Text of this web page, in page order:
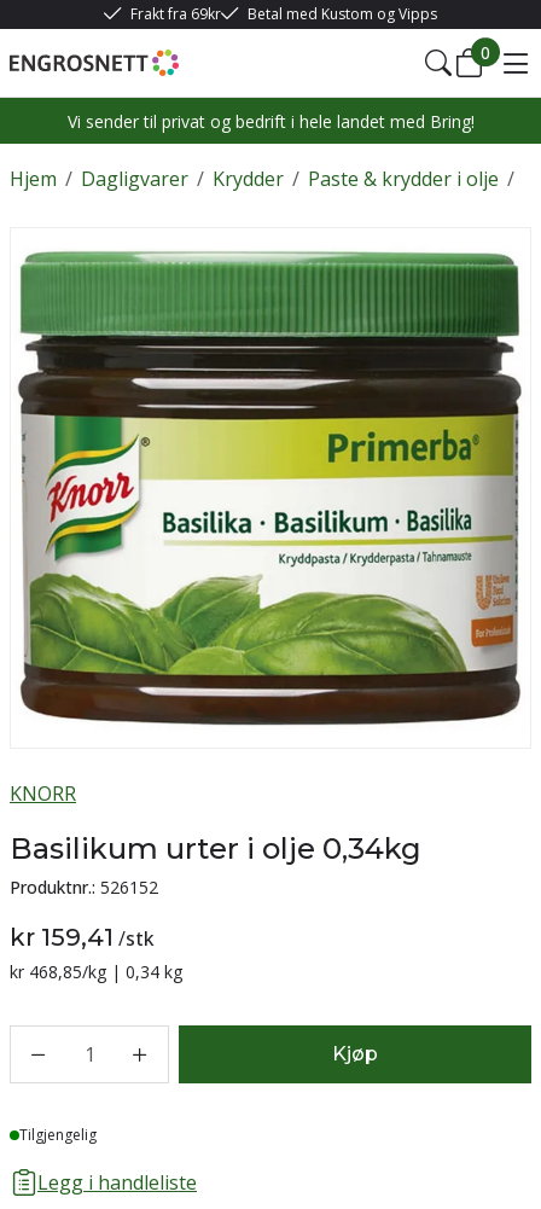
Frakt fra 69kr Betal med Kustom og Vipps
0
Vi sender til privat og bedrift i hele landet med Bring!
/
Hjem /
Dagligvarer /
Krydder /
Paste & krydder i olje
KNORR
Basilikum urter i olje 0,34kg
Produktnr.: 526152
kr 159,41 /stk
Sammenligning pris:
kr 468,85/kg | 0,34 kg
1 Kjøp
Lager
Tilgjengelig
Legg i handleliste